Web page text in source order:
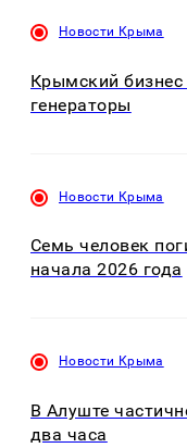
Новости Крыма
Крымский
генераторы
Новости Крыма
Семь человек
начала 2026 года
Новости Крыма
В Алуште
два часа